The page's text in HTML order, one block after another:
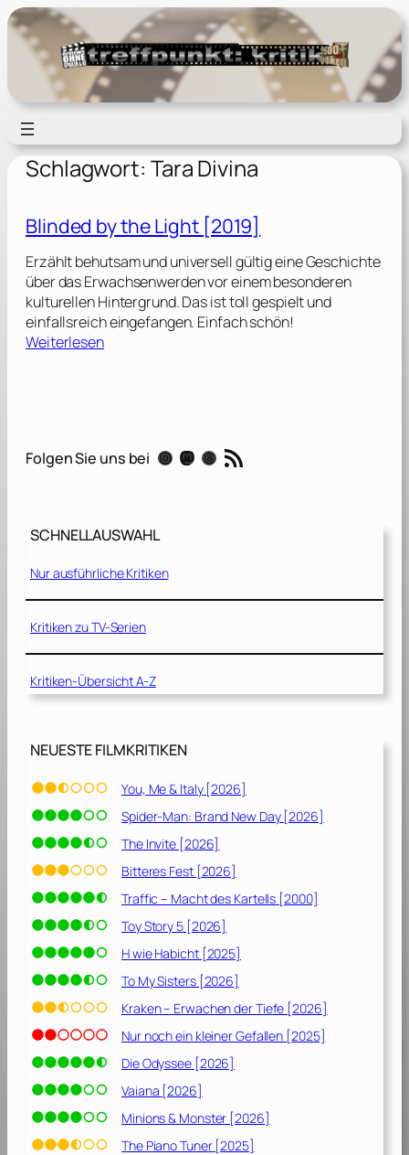
Zum
Inhalt
springen
Schlagwort: Tara Divina
Blinded by the Light [2019]
Erzählt behutsam und universell gültig eine Geschichte
über das Erwachsenwerden vor einem besonderen
kulturellen Hintergrund. Das ist toll gespielt und
einfallsreich eingefangen. Einfach schön!
Weiterlesen:
e
t
e
L
i
t
[
0
9
Folgen Sie uns bei Instagram Mastodon Threads RSS-Feed
SCHNELLAUSWAHL
Nur ausführliche Kritiken
Kritiken zu TV-Serien
Kritiken-Übersicht A-Z
NEUESTE FILMKRITIKEN
You, Me & Italy [2026]
Spider-Man: Brand New Day [2026]
The Invite [2026]
Bitteres Fest [2026]
Traffic – Macht des Kartells [2000]
Toy Story 5 [2026]
H wie Habicht [2025]
To My Sisters [2026]
Kraken – Erwachen der Tiefe [2026]
Nur noch ein kleiner Gefallen [2025]
Die Odyssee [2026]
Vaiana [2026]
Minions & Monster [2026]
The Piano Tuner [2025]